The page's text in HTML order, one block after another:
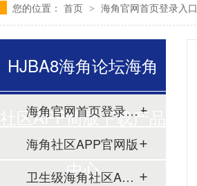
您的位置： 首页 > 海角官网首页登录入口
HJBA8海角论坛海角
社区APP简版下载产品
中心
海角官网首页登录入口
海角社区APP官网版
卫生级海角社区APP简版下载